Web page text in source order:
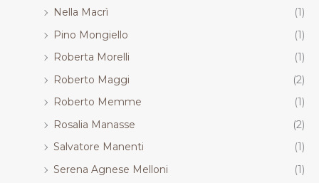
Nella Macrì
(1)
Pino Mongiello
(1)
Roberta Morelli
(1)
Roberto Maggi
(2)
Roberto Memme
(1)
Rosalia Manasse
(2)
Salvatore Manenti
(1)
Serena Agnese Melloni
(1)